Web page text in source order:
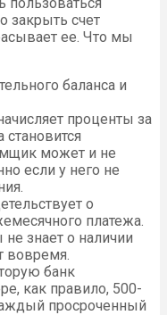
закрыть счет
ее. Что мы
баланса и
проценты за
может и не
если у него не
о
платежа.
знает о наличии
вовремя.
банк
как правило, 500-
просроченный